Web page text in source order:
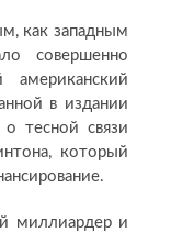
как западным
совершенно
в издании
тесной связи
который
миллиардер и